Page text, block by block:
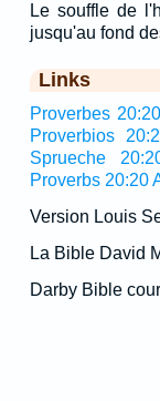
Le souffle de
jusqu'au fond
Links
Proverbes
Proverbios
Sprueche
Proverbs 20:20
Version Louis
La Bible David
Darby Bible